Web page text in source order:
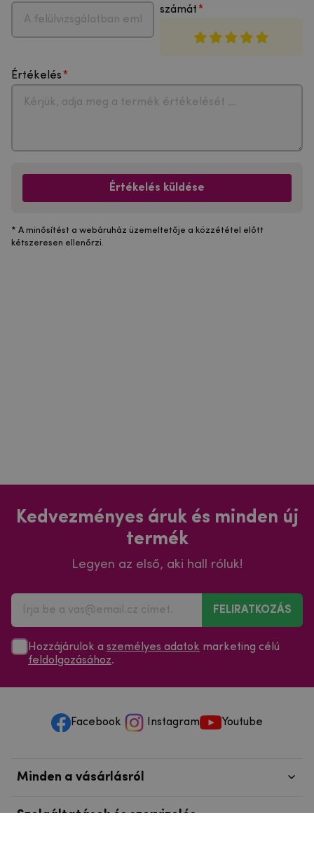
számát
Értékelés
Értékelés küldése
* A minősítést a webáruház üzemeltetője a közzététel előtt
kétszeresen ellenőrzi.
Kedvezményes áruk és minden új
termék
Legyen az első, aki hall róluk!
FELIRATKOZÁS
Hozzájárulok a személyes adatok marketing célú
feldolgozásához.
Facebook Instagram Youtube
Minden a vásárlásról
Szolgáltatások és szervizelés